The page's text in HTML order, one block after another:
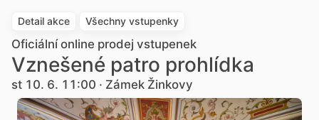
Detail akce Všechny vstupenky
Oficiální online prodej vstupenek
Vznešené patro prohlídka
st 10. 6. 11:00 · Zámek Žinkovy